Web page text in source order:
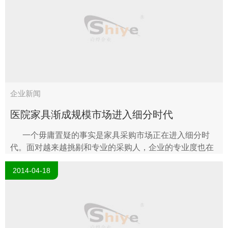
企业新闻
医院家具渐成规模市场进入细分时代
一个毋庸置疑的事实是家具采购市场正在进入细分时
代。面对越来越挑剔和专业的采购人，企业的专业度也在
不断提升。经过多年市场培育后，专业的学校公寓生产厂
商出现，..
2014-04-18